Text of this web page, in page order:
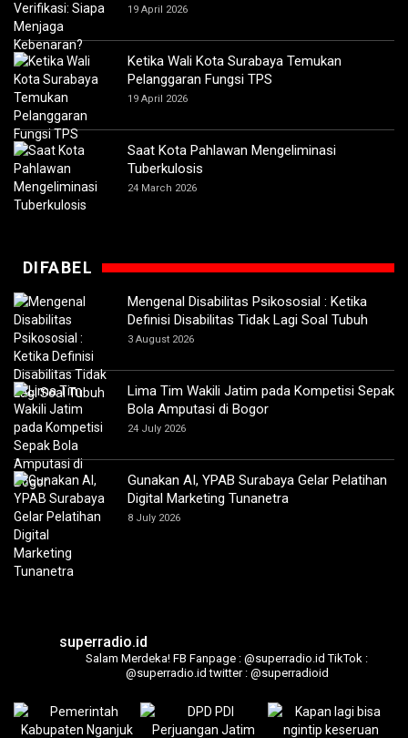
19 April 2026
Ketika Wali Kota Surabaya Temukan
Pelanggaran Fungsi TPS
19 April 2026
Saat Kota Pahlawan Mengeliminasi
Tuberkulosis
24 March 2026
DIFABEL
Mengenal Disabilitas Psikososial : Ketika
Definisi Disabilitas Tidak Lagi Soal Tubuh
3 August 2026
Lima Tim Wakili Jatim pada Kompetisi Sepak
Bola Amputasi di Bogor
24 July 2026
Gunakan AI, YPAB Surabaya Gelar Pelatihan
Digital Marketing Tunanetra
8 July 2026
superradio.id
Salam Merdeka! FB Fanpage : @superradio.id TikTok :
@superradio.id twitter : @superradioid